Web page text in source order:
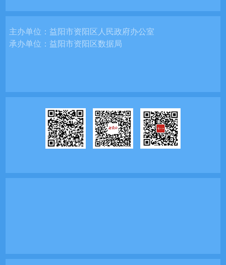
主办单位：益阳市资阳区人民政府办公室
承办单位：益阳市资阳区数据局